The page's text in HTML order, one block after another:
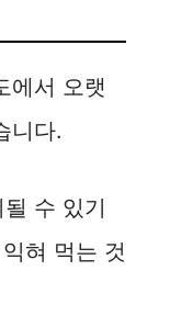
에서 오랫
니다.
수 있기
혀 먹는 것